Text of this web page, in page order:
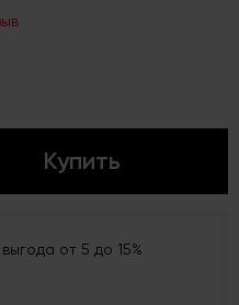
Купить
от 5 до 15%